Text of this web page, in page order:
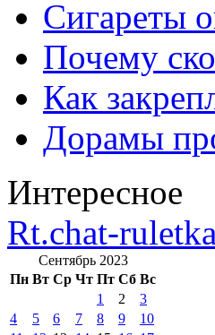
Сигареты
Почему
Как
Дорамы
Интересное
Rt.chat-
Сентябрь 2023
Пн Вт Ср Чт Пт Сб Вс
1 2
3
4
5 6 7 8 9
10